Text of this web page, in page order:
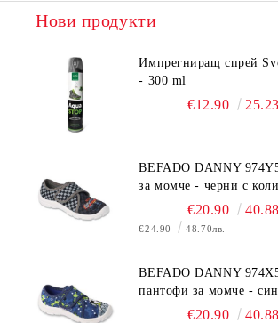
Нови продукти
Импрегниращ спрей
- 300 ml
€12.90
BEFADO DANNY
за момче - черни с коли
€20.90
€24.90 48.70лв.
BEFADO DANNY
пантофи за момче -
€20.90